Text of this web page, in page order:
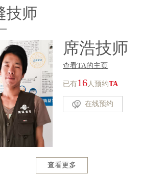
技师
席浩技师
查看TA的主页
已有16 人预约TA
在线预约
查看更多